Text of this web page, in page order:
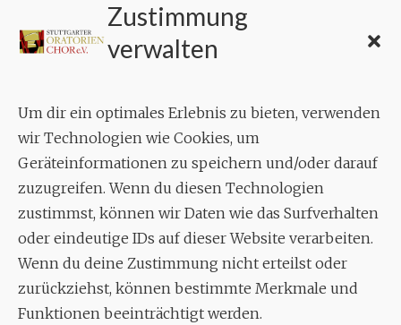
Zustimmung
verwalten
Um dir ein optimales Erlebnis zu bieten, verwenden
wir Technologien wie Cookies, um
Geräteinformationen zu speichern und/oder darauf
zuzugreifen. Wenn du diesen Technologien
zustimmst, können wir Daten wie das Surfverhalten
oder eindeutige IDs auf dieser Website verarbeiten.
Wenn du deine Zustimmung nicht erteilst oder
zurückziehst, können bestimmte Merkmale und
Funktionen beeinträchtigt werden.
KONTAKT
Geschäftsstelle:
Aixheimer Str. 18
70619 Stuttgart
MUSIK
Musikalischer Leiter:
Enrico Trummer
Tel.+49 (0)177 / 34 23 57 1
Facebook
TwitterYouTube